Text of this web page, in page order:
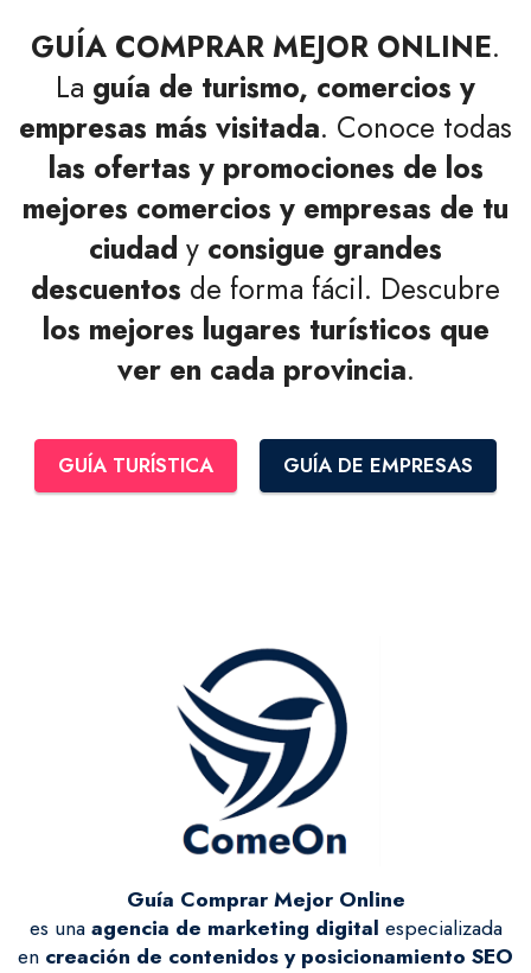
GUÍA COMPRAR MEJOR ONLINE.
La guía de turismo, comercios y
empresas más visitada. Conoce todas
las ofertas y promociones de los
mejores comercios y empresas de tu
ciudad y consigue grandes
descuentos de forma fácil. Descubre
los mejores lugares turísticos que
ver en cada provincia.
GUÍA TURÍSTICA GUÍA DE EMPRESAS
Guía Comprar Mejor Online
es unaagencia de marketing digital especializada
en creación de contenidos y posicionamiento SEO